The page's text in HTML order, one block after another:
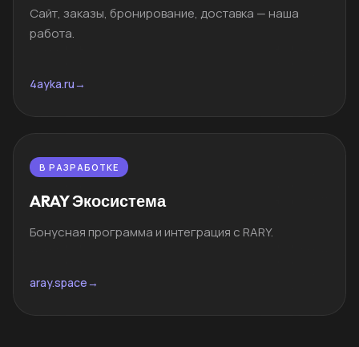
Сайт, заказы, бронирование, доставка — наша
работа.
4ayka.ru→
В РАЗРАБОТКЕ
ARAY Экосистема
Бонусная программа и интеграция с RARY.
aray.space→